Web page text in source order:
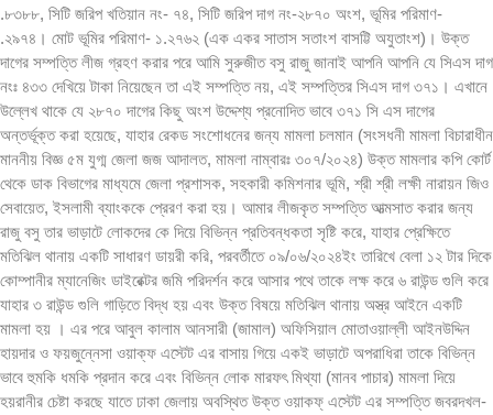
.৮৩৮৮, সিটি জরিপ খতিয়ান নং- ৭৪, সিটি জরিপ দাগ নং-২৮৭০ অংশ, ভূমির পরিমাণ-
.২৯৭৪। মোট ভূমির পরিমাণ- ১.২৭৬২ (এক একর সাতাস সতাংশ বাসট্টি অযুতাংশ)। উক্ত
দাগের সম্পত্তি লীজ গ্রহণ করার পরে আমি সুরুজীত বসু রাজু জানাই আপনি আপনি যে সিএস দাগ
নংঃ ৪৩৩ দেখিয়ে টাকা নিয়েছেন তা এই সম্পত্তি নয়, এই সম্পত্তির সিএস দাগ ৩৭১। এখানে
উল্লেখ থাকে যে ২৮৭০ দাগের কিছু অংশ উদ্দেশ্য প্রনোদিত ভাবে ৩৭১ সি এস দাগের
অন্তর্ভূক্ত করা হয়েছে, যাহার রেকড সংশোধনের জন্য মামলা চলমান (সংসধনী মামলা বিচারাধীন
মাননীয় বিজ্ঞ ৫ম যুগ্ম জেলা জজ আদালত, মামলা নাম্বারঃ ৩০৭/২০২৪) উক্ত মামলার কপি কোর্ট
থেকে ডাক বিভাগের মাধ্যমে জেলা প্রশাসক, সহকারী কমিশনার ভূমি, শ্রী শ্রী লক্ষী নারায়ন জিও
সেবায়েত, ইসলামী ব্যাংককে প্রেরণ করা হয়। আমার লীজকৃত সম্পত্তি আত্মসাত করার জন্য
রাজু বসু তার ভাড়াটে লোকদের কে দিয়ে বিভিন্ন প্রতিবন্ধকতা সৃষ্টি করে, যাহার প্রেক্ষিতে
মতিঝিল থানায় একটি সাধারণ ডায়রী করি, পরবর্তীতে ০৯/০৬/২০২৪ইং তারিখে বেলা ১২ টার দিকে
কোম্পানীর ম্যানেজিং ডাইরেক্টর জমি পরিদর্শন করে আসার পথে তাকে লক্ষ করে ৬ রাউন্ড গুলি করে
যাহার ৩ রাউন্ড গুলি গাড়িতে বিদ্ধ হয় এবং উক্ত বিষয়ে মতিঝিল থানায় অস্ত্র আইনে একটি
মামলা হয় । এর পরে আবুল কালাম আনসারী (জামাল) অফিসিয়াল মোতাওয়াল্লী আইনউদ্দিন
হায়দার ও ফয়জুন্নেসা ওয়াক্ফ এস্টেট এর বাসায় গিয়ে একই ভাড়াটে অপরাধিরা তাকে বিভিন্ন
ভাবে হুমকি ধমকি প্রদান করে এবং বিভিন্ন লোক মারফৎ মিথ্যা (মানব পাচার) মামলা দিয়ে
হয়রানীর চেষ্টা করছে যাতে ঢাকা জেলায় অবস্থিত উক্ত ওয়াকফ্ এস্টেট এর সম্পত্তি জবরদখল-